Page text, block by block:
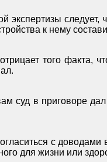
экспертизы
к нему
того факта,
суд в приговоре
с
для жизни или